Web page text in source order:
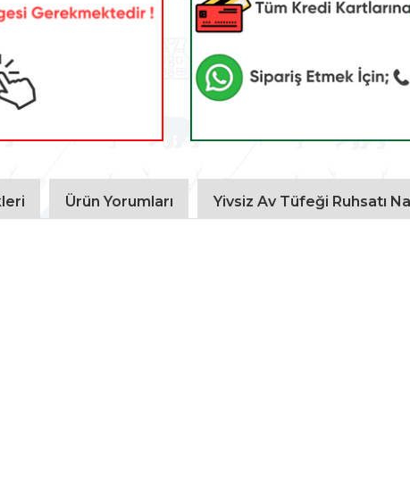
Ürün Yorumları Yivsiz Av Tüfeği Ruhsatı